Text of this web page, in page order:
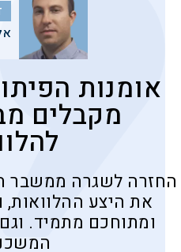
אומנות
מקבלים
החזרה לשגרה ממשבר
את היצע
ומתוחכם מתמיד.